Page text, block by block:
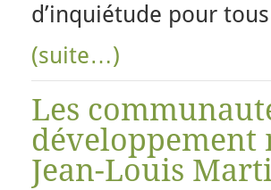
d’inquiétude pour
(suite…)
Les
développement
Jean-Louis